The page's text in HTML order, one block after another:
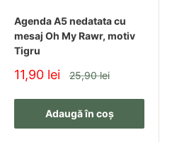
Agenda A5 nedatata cu
mesaj Oh My Rawr, motiv
Tigru
Pret
redus
11,90 lei Pret
25,90 lei
Adaugă în coș